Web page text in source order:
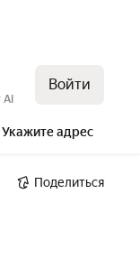
AI
Войти
Укажите адрес
Поделиться